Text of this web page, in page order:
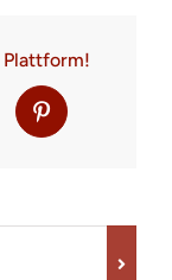
Plattform!